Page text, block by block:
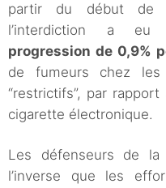
partir du début de
l’interdiction a eu
progression de 0,9%
de fumeurs chez
“restrictifs”, par
cigarette électronique.
Les défenseurs de
l’inverse que les